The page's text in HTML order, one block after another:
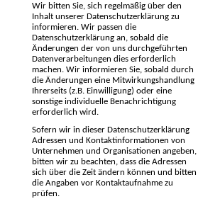
Wir bitten Sie, sich regelmäßig über den
Inhalt unserer Datenschutzerklärung zu
informieren. Wir passen die
Datenschutzerklärung an, sobald die
Änderungen der von uns durchgeführten
Datenverarbeitungen dies erforderlich
machen. Wir informieren Sie, sobald durch
die Änderungen eine Mitwirkungshandlung
Ihrerseits (z.B. Einwilligung) oder eine
sonstige individuelle Benachrichtigung
erforderlich wird.
Sofern wir in dieser Datenschutzerklärung
Adressen und Kontaktinformationen von
Unternehmen und Organisationen angeben,
bitten wir zu beachten, dass die Adressen
sich über die Zeit ändern können und bitten
die Angaben vor Kontaktaufnahme zu
prüfen.